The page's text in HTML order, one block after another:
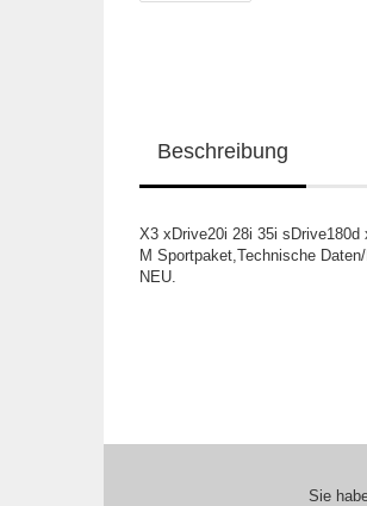
Beschreibung
X3 xDrive20i 28i 35i sDrive180d
M Sportpaket,Technische
NEU.
Sie